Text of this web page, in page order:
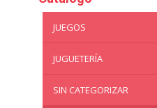
JUEGOS
JUGUETERÍA
SIN CATEGORIZAR